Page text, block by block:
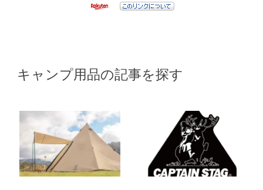
キャンプ用品の記事を探す